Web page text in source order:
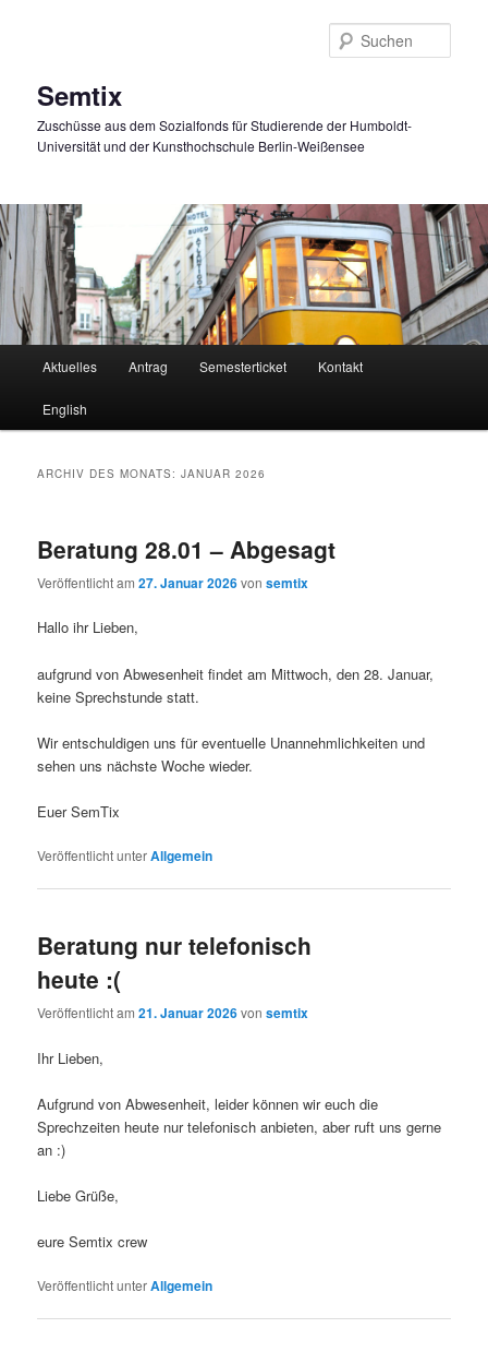
Semtix
Zuschüsse aus dem Sozialfonds für Studierende der Humboldt-
Universität und der Kunsthochschule Berlin-Weißensee
Aktuelles Antrag Semesterticket Kontakt
English
ARCHIV DES MONATS:JANUAR 2026
Beratung 28.01 – Abgesagt
Veröffentlicht am27. Januar 2026vonsemtix
Hallo ihr Lieben,
aufgrund von Abwesenheit findet am Mittwoch, den 28. Januar,
keine Sprechstunde statt.
Wir entschuldigen uns für eventuelle Unannehmlichkeiten und
sehen uns nächste Woche wieder.
Euer SemTix
Veröffentlicht unterAllgemein
Beratung nur telefonisch
heute :(
Veröffentlicht am21. Januar 2026vonsemtix
Ihr Lieben,
Aufgrund von Abwesenheit, leider können wir euch die
Sprechzeiten heute nur telefonisch anbieten, aber ruft uns gerne
an :)
Liebe Grüße,
eure Semtix crew
Veröffentlicht unterAllgemein